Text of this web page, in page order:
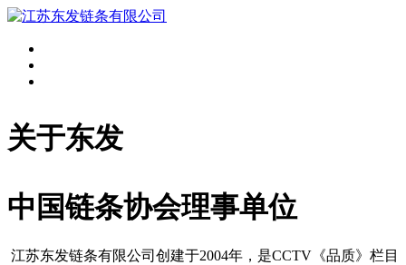
关于东发
中国链条协会理事单位
江苏东发链条有限公司创建于2004年，是CCTV《品质》栏目